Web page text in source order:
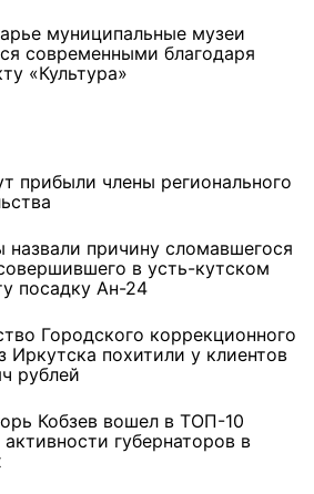
муниципальные музеи
современными благодаря
«Культура»
прибыли члены регионального
назвали причину сломавшегося
в усть-кутском
посадку Ан-24
Городского коррекционного
Иркутска похитили у клиентов
рублей
Кобзев вошел в ТОП-10
активности губернаторов в